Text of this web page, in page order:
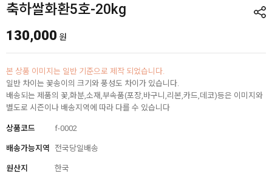
축하쌀화환5호-20kg
130,000 원
본 상품 이미지는 일반 기준으로 제작 되었습니다.
일반 차이는 꽃송이의 크기와 풍성도 차이가 있습니다.
배송되는 제품의 꽃,화분,소재,부속품(포장,바구니,리본,카드,데코)등은 이미지와
별도로 시즌이나 배송지역에 따라 다를 수 있습니다
상품코드 f-0002
배송가능지역 전국당일배송
원산지 한국